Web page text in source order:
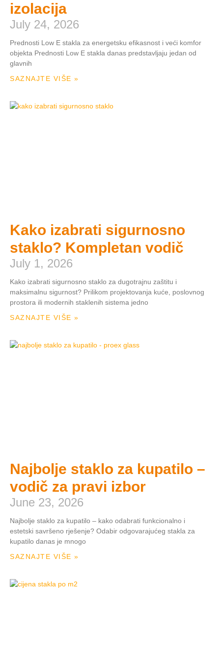
izolacija
July 24, 2026
Prednosti Low E stakla za energetsku efikasnost i veći komfor
objekta Prednosti Low E stakla danas predstavljaju jedan od
glavnih
SAZNAJTE VIŠE »
Kako izabrati sigurnosno
staklo? Kompletan vodič
July 1, 2026
Kako izabrati sigurnosno staklo za dugotrajnu zaštitu i
maksimalnu sigurnost? Prilikom projektovanja kuće, poslovnog
prostora ili modernih staklenih sistema jedno
SAZNAJTE VIŠE »
Najbolje staklo za kupatilo –
vodič za pravi izbor
June 23, 2026
Najbolje staklo za kupatilo – kako odabrati funkcionalno i
estetski savršeno rješenje? Odabir odgovarajućeg stakla za
kupatilo danas je mnogo
SAZNAJTE VIŠE »